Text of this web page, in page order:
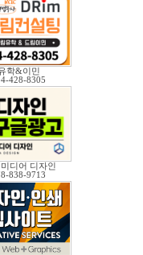
학&이민
428-8305
디어 디자인
838-9713